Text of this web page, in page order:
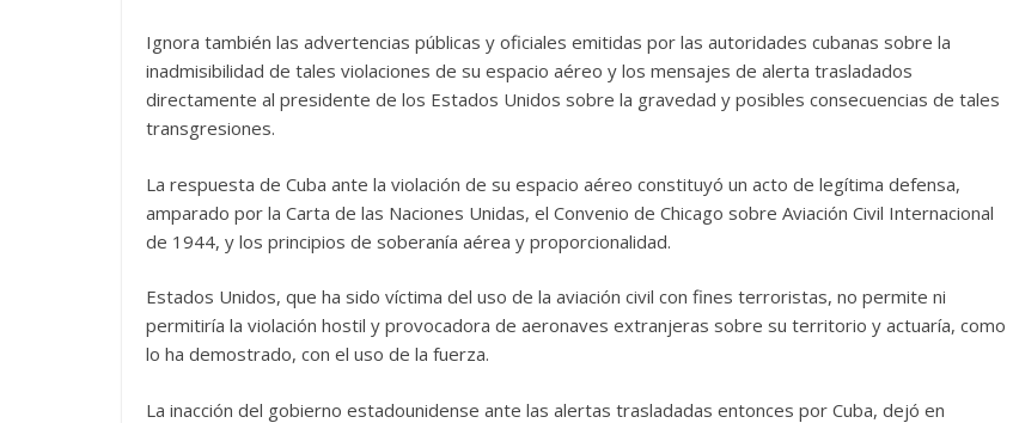
Ignora también las advertencias públicas y oficiales emitidas por las autoridades cubanas sobre la
inadmisibilidad de tales violaciones de su espacio aéreo y los mensajes de alerta trasladados
directamente al presidente de los Estados Unidos sobre la gravedad y posibles consecuencias de tales
transgresiones.
La respuesta de Cuba ante la violación de su espacio aéreo constituyó un acto de legítima defensa,
amparado por la Carta de las Naciones Unidas, el Convenio de Chicago sobre Aviación Civil Internacional
de 1944, y los principios de soberanía aérea y proporcionalidad.
Estados Unidos, que ha sido víctima del uso de la aviación civil con fines terroristas, no permite ni
permitiría la violación hostil y provocadora de aeronaves extranjeras sobre su territorio y actuaría, como
lo ha demostrado, con el uso de la fuerza.
La inacción del gobierno estadounidense ante las alertas trasladadas entonces por Cuba, dejó en